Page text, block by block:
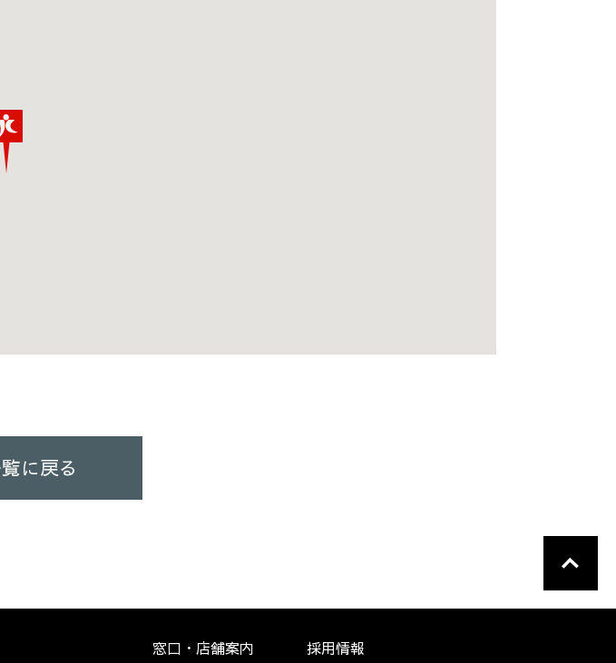
に戻る
窓口・店舗案内 採用情報